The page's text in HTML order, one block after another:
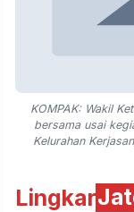
KOMPAK: Wakil
bersama usai
Kelurahan
Lingkar